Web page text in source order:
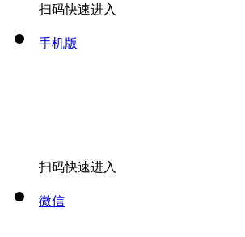
扫码快速进入
手机版
扫码快速进入
微信